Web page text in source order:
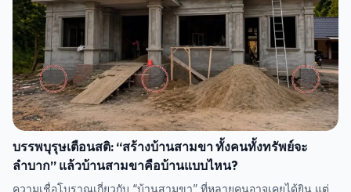
บรรพบุรุษเตือนสติ: “สร้างบ้านสามขา ทั้งคนทั้งทรัพย์จะ
ลำบาก” แล้วบ้านสามขาคือบ้านแบบไหน?
ความเชื่อโบราณเกี่ยวกับ “บ้านสามขา” ที่หลายคนอาจเคยได้ยิน แต่